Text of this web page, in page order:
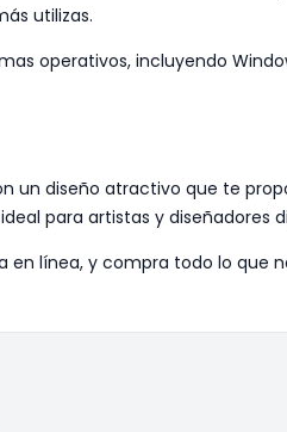
utilizas.
operativos, incluyendo
un diseño atractivo que te
para artistas y diseñadores
en línea, y compra todo lo que